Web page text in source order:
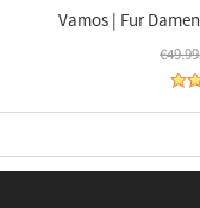
Vamos | Fur